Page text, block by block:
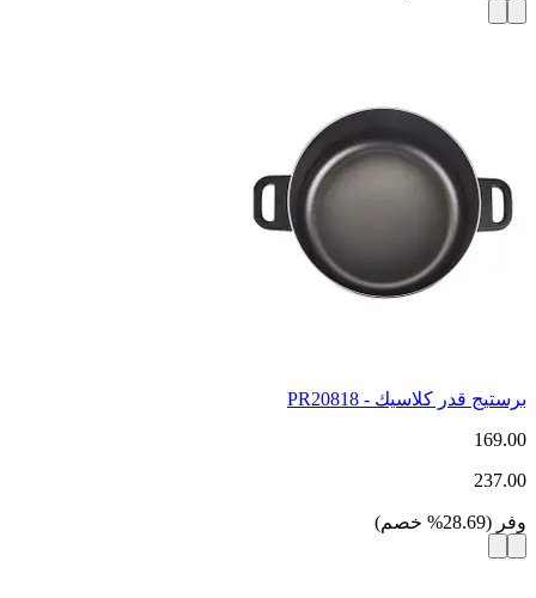
برستيج قدر كلاسيك - PR20818
169.00
237.00
وفر (
28.69
% خصم)